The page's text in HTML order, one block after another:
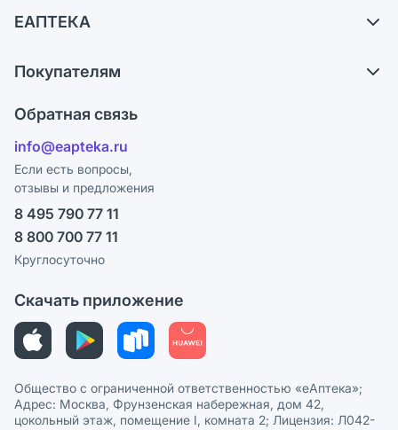
Обмен и возврат
Блог
ЕАПТЕКА
Карьера
Поставщики
Лицензия
Реклама на сайте
Ваши товары на ЕАПТЕКЕ
СМИ о нас
Покупателям
Программа СберСпасибо
Политика конфиденциальности
Пользовательское соглашение
Политика рекомендаций
Политика в отношении обработки персональных данных
Обратная связь
info@eapteka.ru
Если есть вопросы,
отзывы и предложения
8 495 790 77 11
8 800 700 77 11
Круглосуточно
Скачать приложение
Общество с ограниченной ответственностью «еАптека»;
Адрес: Москва, Фрунзенская набережная, дом 42,
цокольный этаж, помещение I, комната 2; Лицензия: Л042-